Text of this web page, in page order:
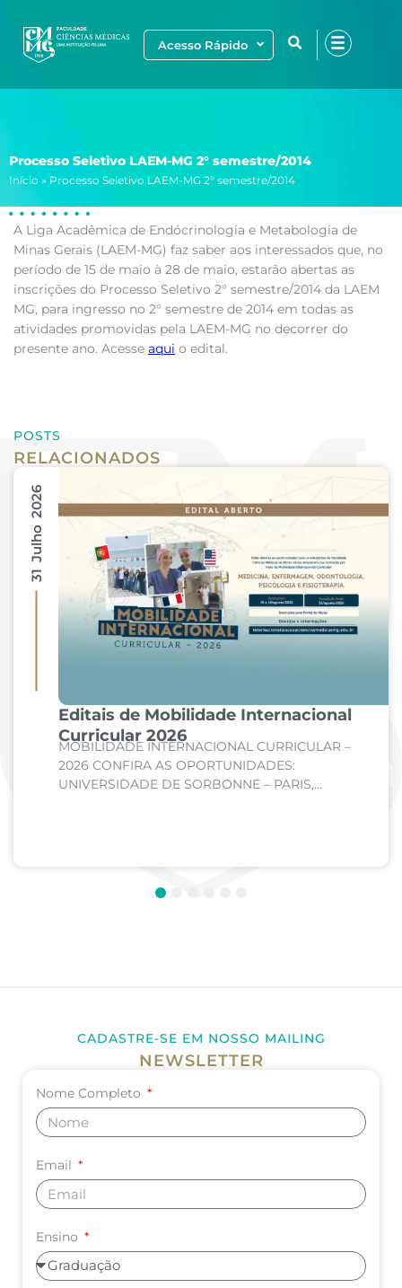
para
Acesso Rápido
Processo Seletivo LAEM-MG 2° semestre/2014
Início » Processo Seletivo LAEM-MG 2° semestre/2014
A Liga Acadêmica de Endócrinologia e Metabologia de
Minas Gerais (LAEM-MG) faz saber aos interessados que, no
período de 15 de maio à 28 de maio, estarão abertas as
inscrições do Processo Seletivo 2° semestre/2014 da LAEM
MG, para ingresso no 2° semestre de 2014 em todas as
atividades promovidas pela LAEM-MG no decorrer do
presente ano. Acesse aqui o edital.
POSTS
RELACIONADOS
Editais de Mobilidade Internacional
Curricular 2026
MOBILIDADE INTERNACIONAL CURRICULAR –
2026 CONFIRA AS OPORTUNIDADES:
UNIVERSIDADE DE SORBONNE – PARIS,
31 Julho 2026
4
CADASTRE-SE EM NOSSO MAILING
NEWSLETTER
Nome Completo
Email
Ensino